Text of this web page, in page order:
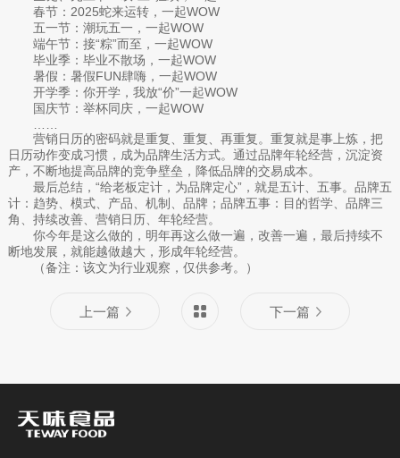
春节：2025蛇来运转，一起WOW
五一节：潮玩五一，一起WOW
端午节：接“粽”而至，一起WOW
毕业季：毕业不散场，一起WOW
暑假：暑假FUN肆嗨，一起WOW
开学季：你开学，我放“价”一起WOW
国庆节：举杯同庆，一起WOW
……
营销日历的密码就是重复、重复、再重复。重复就是事上炼，把
日历动作变成习惯，成为品牌生活方式。通过品牌年轮经营，沉淀资
产，不断地提高品牌的竞争壁垒，降低品牌的交易成本。
最后总结，“给老板定计，为品牌定心”，就是五计、五事。品牌五
计：趋势、模式、产品、机制、品牌；品牌五事：目的哲学、品牌三
角、持续改善、营销日历、年轮经营。
你今年是这么做的，明年再这么做一遍，改善一遍，最后持续不
断地发展，就能越做越大，形成年轮经营。
（备注：该文为行业观察，仅供参考。）
上一篇 下一篇